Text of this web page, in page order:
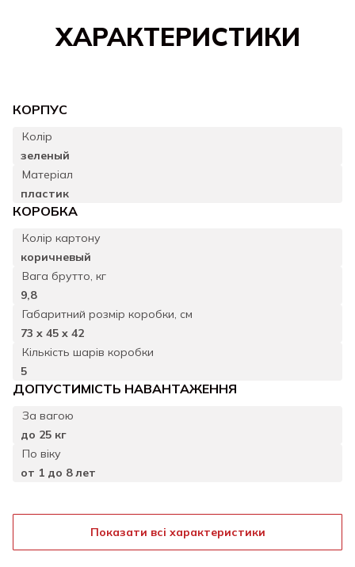
ХАРАКТЕРИСТИКИ
КОРПУС
Колір
зеленый
Матеріал
пластик
КОРОБКА
Колір картону
коричневый
Вага брутто, кг
9,8
Габаритний розмiр коробки, см
73 x 45 x 42
Кількість шарів коробки
5
ДОПУСТИМIСТЬ НАВАНТАЖЕННЯ
За вагою
до 25 кг
По вiку
от 1 до 8 лет
Показати всі характеристики